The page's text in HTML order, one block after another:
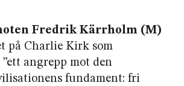
Fredrik Kärrholm (M)
på Charlie Kirk som
angrepp mot den
fundament: fri